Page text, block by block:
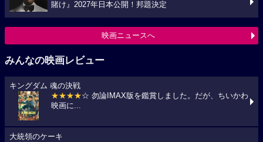
賭け』2027年日本公開！邦題決定
映画ニュースへ
みんなの映画レビュー
キングダム 魂の決戦
★★★★☆ 勿論IMAX版を鑑賞しました。だが、ちいかわ
映画に...
大統領のケーキ